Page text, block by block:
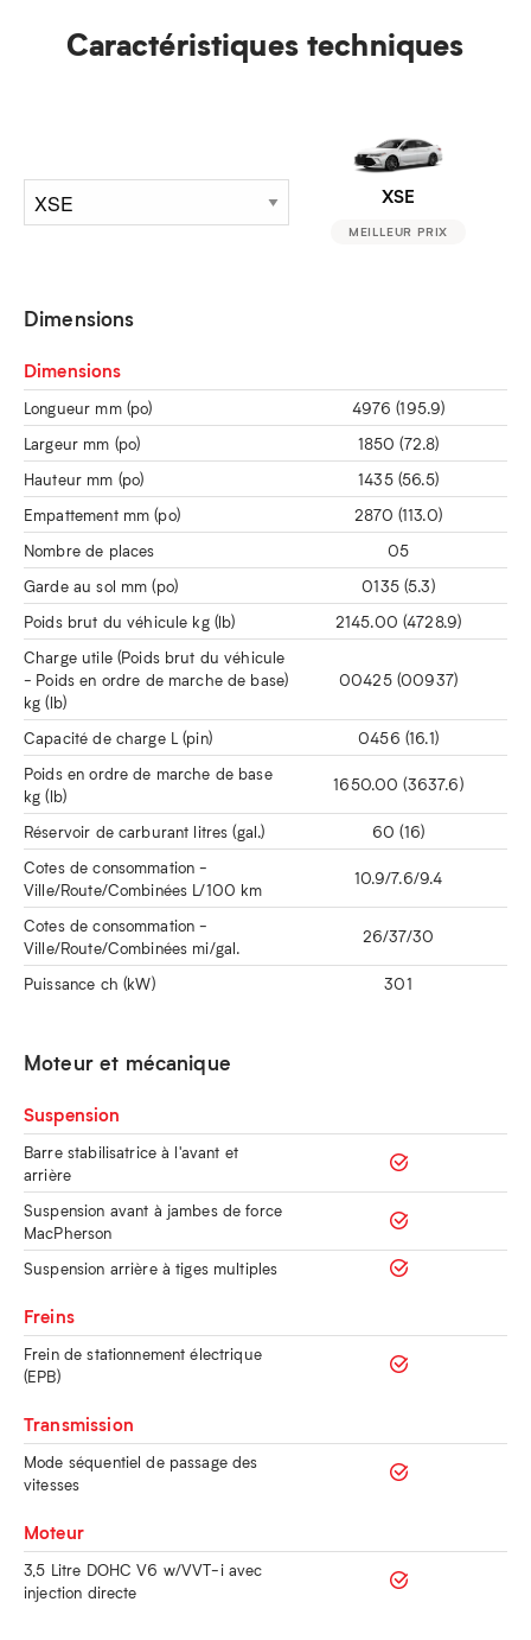
Caractéristiques techniques
XSE
MEILLEUR PRIX
Dimensions
Dimensions
Longueur mm (po)
4976 (195.9)
Largeur mm (po)
1850 (72.8)
Hauteur mm (po)
1435 (56.5)
Empattement mm (po)
2870 (113.0)
Nombre de places
05
Garde au sol mm (po)
0135 (5.3)
Poids brut du véhicule kg (lb)
2145.00 (4728.9)
Charge utile (Poids brut du véhicule
- Poids en ordre de marche de base)
kg (lb)
00425 (00937)
Capacité de charge L (pin)
0456 (16.1)
Poids en ordre de marche de base
kg (lb)
1650.00 (3637.6)
Réservoir de carburant litres (gal.)
60 (16)
Cotes de consommation -
Ville/Route/Combinées L/100 km
10.9/7.6/9.4
Cotes de consommation -
Ville/Route/Combinées mi/gal.
26/37/30
Puissance ch (kW) 301
Moteur et mécanique
Suspension
Barre stabilisatrice à l'avant et
arrière
Suspension avant à jambes de force
MacPherson
Suspension arrière à tiges multiples
Freins
Frein de stationnement électrique
(EPB)
Transmission
Mode séquentiel de passage des
vitesses
Moteur
3,5 Litre DOHC V6 w/VVT-i avec
injection directe